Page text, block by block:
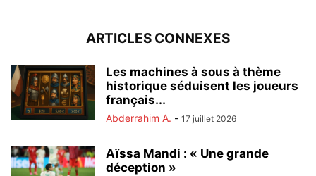
ARTICLES CONNEXES
Les machines à sous à thème
historique séduisent les joueurs
français...
Abderrahim A. - 17 juillet 2026
Aïssa Mandi : « Une grande
déception »